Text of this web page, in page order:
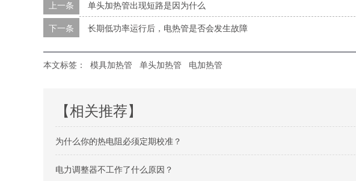
上一条
单头加热管出现短路是因为什么
下一条 长期低功率运行后，电热管是否会发生故障
本文标签： 模具加热管 单头加热管 电加热管
【相关推荐】
为什么你的热电阻必须定期校准？
电力调整器不工作了什么原因？